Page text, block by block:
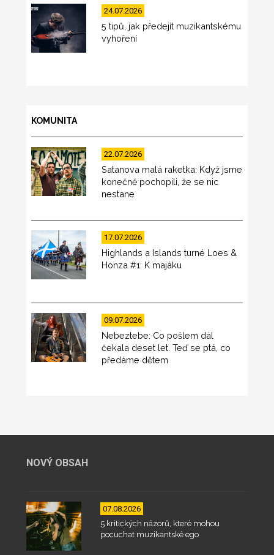
24.07.2026
5 tipů, jak předejít muzikantskému
vyhoření
KOMUNITA
22.07.2026
Satanova malá raketka: Když jsme
konečně pochopili, že se nic
nestane
17.07.2026
Highlands a Islands turné Loes &
Honza #1: K majáku
09.07.2026
Nebeztebe: Co pošlem dál
čekala deset let. Teď se ptá, co
předáme dětem
NOVÝ OBSAH
07.08.2026
5 kritických názorů, které mohou
pocuchat muzikantské ego